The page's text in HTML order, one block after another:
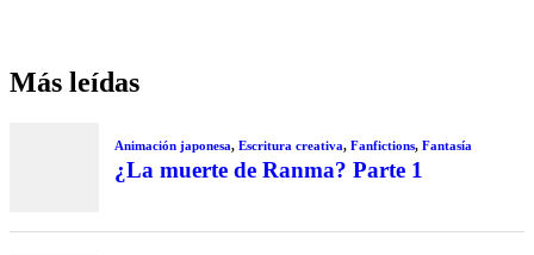
Más leídas
Animación japonesa, Escritura creativa, Fanfictions, Fantasía
¿La muerte de Ranma? Parte 1